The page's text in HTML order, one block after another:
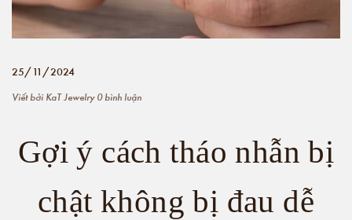
25/11/2024
Viết bởi KaT Jewelry0 bình luận
Gợi ý cách tháo nhẫn bị
chật không bị đau dễ